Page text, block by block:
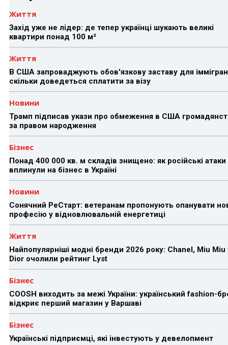
Життя
Захід уже не лідер: де тепер українці шукають великі
квартири понад 100 м²
Життя
В США запроваджують обов'язкову заставу для
скільки доведеться сплатити за візу
Новини
Трамп підписав укази про обмеження в США
за правом народження
Бізнес
Понад 400 000 кв. м складів знищено: як російські атаки
вплинули на бізнес в Україні
Новини
Сонячний РеСтарт: ветеранам пропонують опанувати
професію у відновлювальній енергетиці
Життя
Найпопулярніші модні бренди 2026 року: Chanel, Miu Miu
Dior очолили рейтинг Lyst
Бізнес
COOSH виходить за межі України: український fashion-
відкриє перший магазин у Варшаві
Бізнес
Українські підприємці, які інвестують у девелопмент